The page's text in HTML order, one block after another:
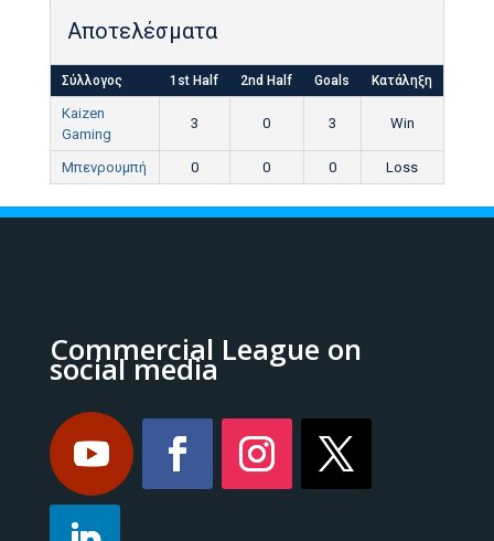
Αποτελέσματα
Σύλλογος 1st Half 2nd Half Goals Κατάληξη
Kaizen
Gaming
3 0 3 Win
Μπενρουμπή 0 0 0 Loss
Commercial League on
social media